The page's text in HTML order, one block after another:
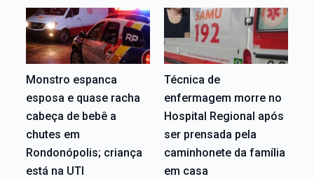
Monstro espanca
esposa e quase racha
cabeça de bebê a
chutes em
Rondonópolis; criança
está na UTI
Técnica de
enfermagem morre no
Hospital Regional após
ser prensada pela
caminhonete da família
em casa